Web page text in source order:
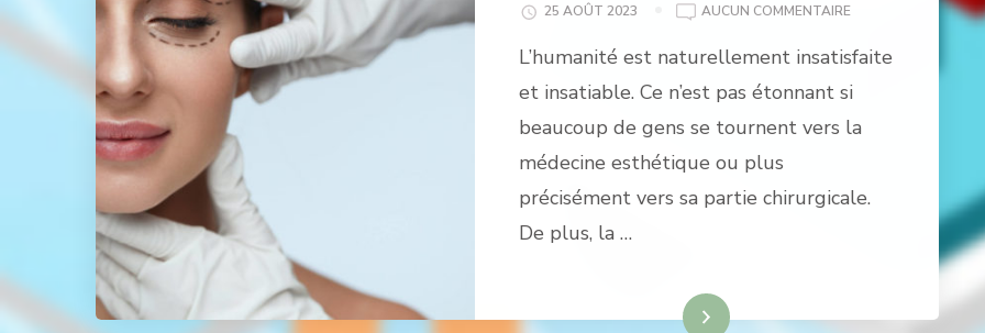
25 AOÛT 2023 AUCUN COMMENTAIREMÉDECINE
À
MERCI
DE
ESTHÉTIQUE
L’humanité est naturellement insatisfaite
et insatiable. Ce n’est pas étonnant si
beaucoup de gens se tournent vers la
médecine esthétique ou plus
précisément vers sa partie chirurgicale.
De plus, la …
Lire la suite